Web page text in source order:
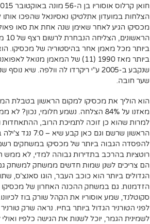
הצלחות במועדון אתלטיקו נאסיונאל שהפכו
מכסיקו הגיע לאחר שאימן שנה אחת את סאו
ביותר מכל מאמן אחר בהיסטוריה של מכסיקו.
שער חובה.
מאזנו על 84% הצלחה. נשמע חלומי,
למרות שהוא כן זוכה לתמיכת הרוב,
הראשון שרשם
להפסדה הגבוה ביותר של מכסיקו במשחקים
רוטציות בהרכב בתדירות גבוהה למדי, לא ממש
הם צריכים לשנן שמות חדשים ממשחק למשחק
הגדולים ביותר הוא כוכב העבר, הוגו סאנצ'ס,
הזדמנות. גם במשחק ההכנה האחרון של מכסיקו
סקוטלנד, שמע אוסוריו את הקהל שורק בוז
לפני הטורניר הגדול ביותר בחייו. נראה שרק
לשמינית הגמר, יוכל לשנות את הגישה כלפיו